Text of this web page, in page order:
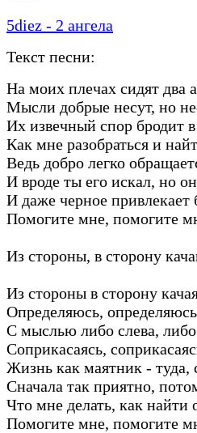
5diez - 2 ангела
Текст песни:
На моих плечах сидят два
Мысли добрые несут, но
Их извечный спор бродит
Как мне разобраться и
Ведь добро легко
И вроде ты его искал, но
И даже черное привлекает
Помогите мне, помогите
Из стороны, в сторону
Из стороны в сторону
Определяюсь,
С мыслью либо слева, либо
Соприкасаясь,
Жизнь как маятник - туда,
Сначала так приятно,
Что мне делать, как найти
Помогите мне, помогите